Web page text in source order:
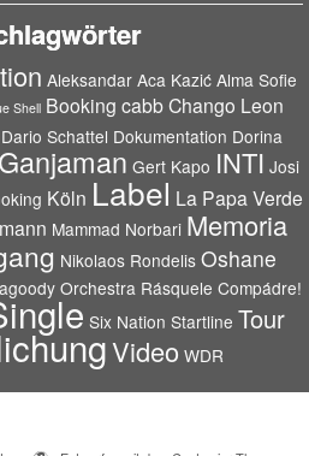
Aleksandar Aca Kazić Alma Sofie
Shell Booking cabbChango Leon
Dario Schattel Dokumentation Dorina
Ganjaman Gert Kapo INTI Josi
Köln Label La Papa Verde
Mammad Norbari Memoria
Nikolaos Rondelis Oshane
Orchestra Rásquele Compádre!
Six Nation Startline Tour
Video WDR